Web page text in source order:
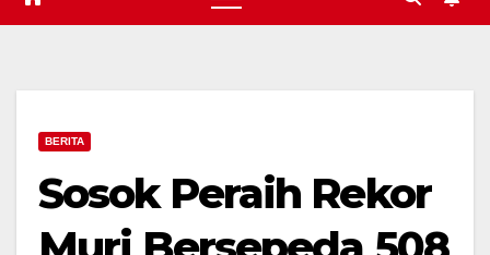
BERITA
Sosok Peraih Rekor